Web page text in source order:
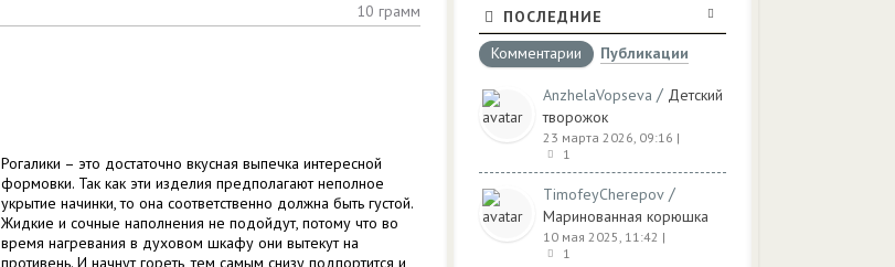
10 грамм
Рогалики – это достаточно вкусная выпечка интересной
формовки. Так как эти изделия предполагают неполное
укрытие начинки, то она соответственно должна быть густой.
Жидкие и сочные наполнения не подойдут, потому что во
время нагревания в духовом шкафу они вытекут на
противень. И начнут гореть, тем самым снизу подпортится и
ПОСЛЕДНИЕ
Комментарии
Публикации
AnzhelaVopseva / Детский
творожок
23 марта 2026, 09:16 |
1
TimofeyCherepov /
Маринованная корюшка
10 мая 2025, 11:42 |
1